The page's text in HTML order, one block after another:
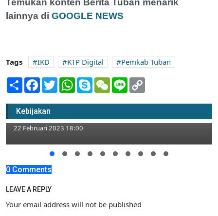
Temukan konten Berita Tuban menarik
lainnya di GOOGLE NEWS
Tags IKD KTP Digital
Pemkab Tuban
Share Facebook
TwitterWhatsApp
SkypeWeChatLine
Kebijakan
Masyarakat Tuban Antusias Kunjungi
Pameran Seni Rupa di Gedung Budaya
Loka
22 Februari 2023 18:00
0 Comments
LEAVE A REPLY
Your email address will not be published